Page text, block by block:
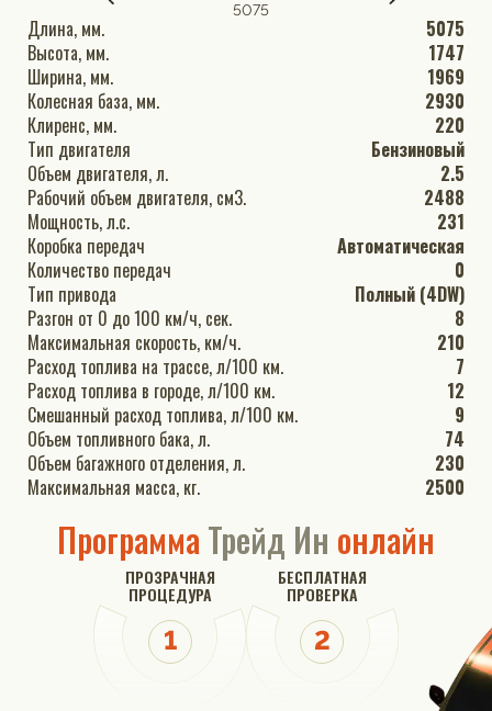
5075
Длина, мм.
5075
Высота, мм.
1747
Ширина, мм.
1969
Колесная база, мм.
2930
Клиренс, мм.
220
Тип двигателя
Бензиновый
Объем двигателя, л.
2.5
Рабочий объем двигателя, см3.
2488
Мощность, л.с.
231
Коробка передач
Автоматическая
Количество передач
0
Тип привода
Полный (4DW)
Разгон от 0 до 100 км/ч, сек.
8
Максимальная скорость, км/ч.
210
Расход топлива на трассе, л/100 км.
7
Расход топлива в городе, л/100 км.
12
Смешанный расход топлива, л/100 км.
9
Объем топливного бака, л.
74
Объем багажного отделения, л.
230
Максимальная масса, кг.
2500
ПрограммаТрейд Ин онлайн
ПРОЗРАЧНАЯ
ПРОЦЕДУРА
БЕСПЛАТНАЯ
ПРОВЕРКА